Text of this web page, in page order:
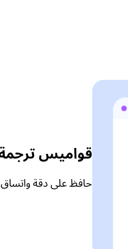
قواميس
حافظ على دقة